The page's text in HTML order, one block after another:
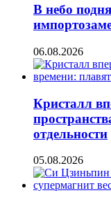
В небо
06.08.2026
Кристалл
отдельности
05.08.2026